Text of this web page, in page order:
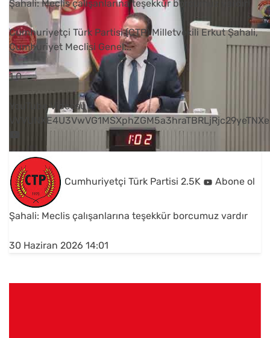
Şahali: Meclis çalışanlarına teşekkür borcumuz vardır
Cumhuriyetçi Türk Partisi (CTP) Milletvekili Erkut Şahali,
Cumhuriyet Meclisi Genel...
1 0
YouTube Videosu
Cumhuriyetçi Türk Partisi 2.5K Abone ol
Şahali: Meclis çalışanlarına teşekkür borcumuz vardır
30 Haziran 2026 14:01